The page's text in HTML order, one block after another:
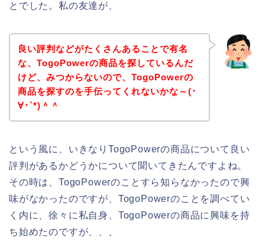
とでした。私の友達が、
良い評判などがたくさんあることで有名
な、TogoPowerの商品を探しているんだ
けど、みつからないので、TogoPowerの
商品を探すのを手伝ってくれないかな～(･
∀･`*)＾＾
という風に、いきなりTogoPowerの商品について良い
評判があるかどうかについて聞いてきたんですよね。
その時は、TogoPowerのことすら知らなかったので興
味がなかったのですが、TogoPowerのことを調べてい
く内に、徐々に私自身、TogoPowerの商品に興味を持
ち始めたのですが、、、